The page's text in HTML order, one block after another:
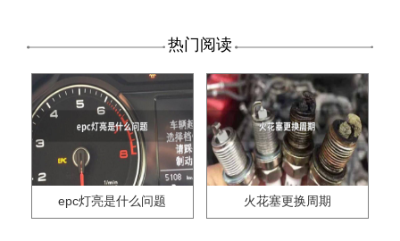
热门阅读
epc灯亮是什么问题 火花塞更换周期